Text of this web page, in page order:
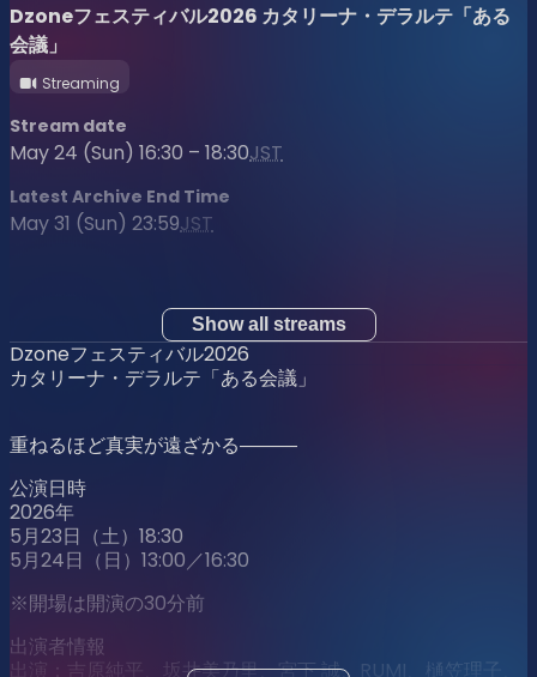
Dzoneフェスティバル2026 カタリーナ・デラルテ「ある
会議」
Streaming
Stream date
May 24 (Sun) 16:30 – 18:30JST
Latest Archive End Time
May 31 (Sun) 23:59JST
Show all streams
Dzoneフェスティバル2026
カタリーナ・デラルテ「ある会議」
重ねるほど真実が遠ざかる―――
公演日時
2026年
5月23日（土）18:30
5月24日（日）13:00／16:30
※開場は開演の30分前
出演者情報
出演：吉原純平、坂井美乃里、宮下 誠、RUMI、樋笠理子、